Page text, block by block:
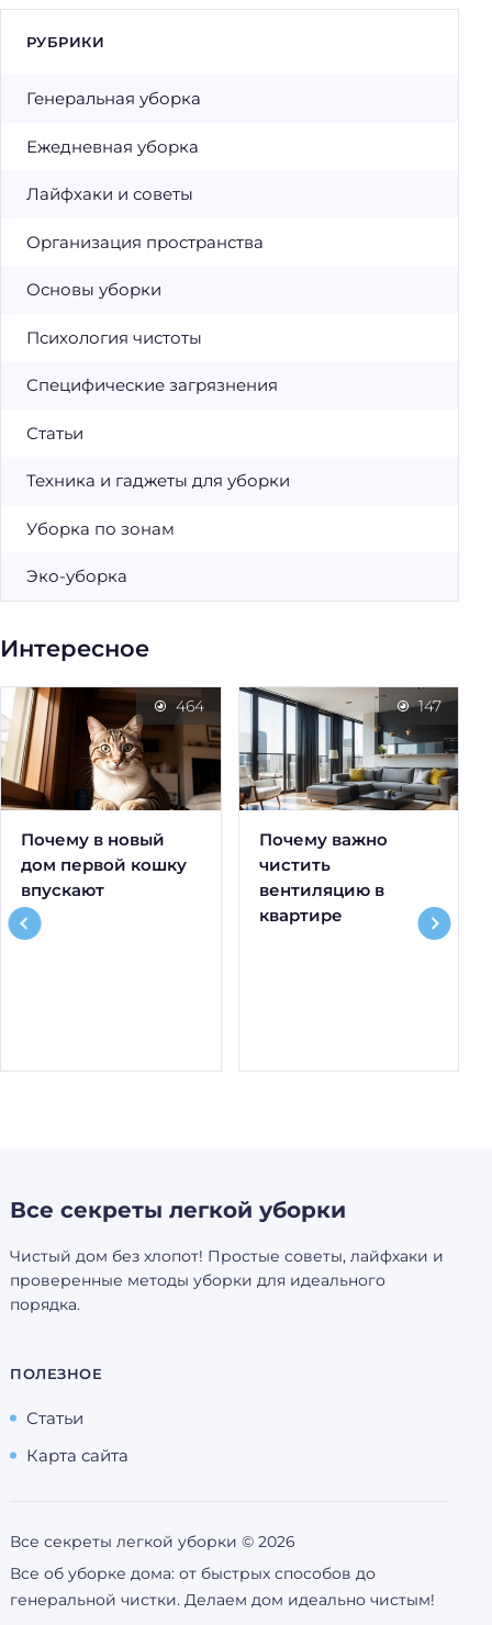
РУБРИКИ
Генеральная уборка
Ежедневная уборка
Лайфхаки и советы
Организация пространства
Основы уборки
Психология чистоты
Специфические загрязнения
Статьи
Техника и гаджеты для уборки
Уборка по зонам
Эко-уборка
Интересное
Почему в новый
дом первой кошку
впускают
464
Почему важно
чистить
вентиляцию в
квартире
147
Все секреты легкой уборки
Чистый дом без хлопот! Простые советы, лайфхаки и
проверенные методы уборки для идеального
порядка.
ПОЛЕЗНОЕ
Статьи
Карта сайта
Все секреты легкой уборки © 2026
Все об уборке дома: от быстрых способов до
генеральной чистки. Делаем дом идеально чистым!